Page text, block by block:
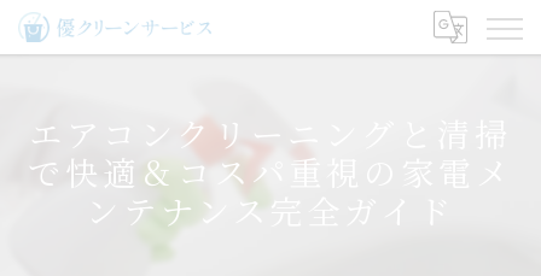
エアコンクリーニングと清掃
で快適＆コスパ重視の家電メ
ンテナンス完全ガイド